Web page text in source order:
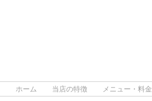
ホーム 当店の特徴 メニュー・料金